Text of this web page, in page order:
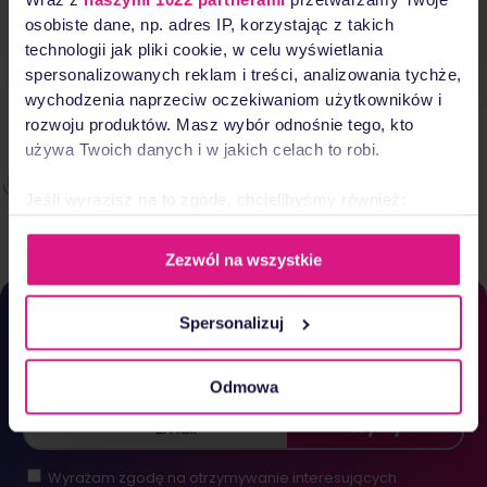
osobiste dane, np. adres IP, korzystając z takich
technologii jak pliki cookie, w celu wyświetlania
spersonalizowanych reklam i treści, analizowania tychże,
wychodzenia naprzeciw oczekiwaniom użytkowników i
rozwoju produktów. Masz wybór odnośnie tego, kto
używa Twoich danych i w jakich celach to robi.
Jeśli wyrazisz na to zgodę, chcielibyśmy również:
Gromadzić dane dotyczące Twojej lokalizacji
geograficznej z dokładnością nawet do kilku metrów
(fingerprinting, czyli wirtualny odcisk palca)
Dowiedz się więcej odnośnie tego, jak Twoje osobiste
dane są przetwarzane oraz ustaw własne preferencje w
sekcji szczegółów. W Deklaracji plików cookie możesz
zmienić lub wycofać swoją zgodę w dowolnej chwili.
Zezwól na wszystkie
Spersonalizuj
Odmowa
Czytaj więcej
Subskrybuj nasz newsletter
Bądź zawsze na bieżąco!
Wyślij
Wyrażam zgodę na otrzymywanie interesujących